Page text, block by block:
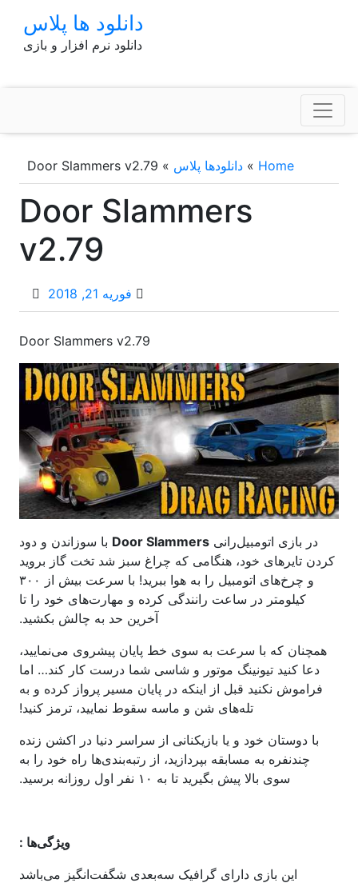
دانلود ها پلاس
دانلود نرم افزار و بازی
Home
»دانلودها پلاس »
Door Slammers v2.79
Door Slammers
v2.79
فوریه 21, 2018
Door Slammers v2.79
در بازی اتومبیل‌رانیDoor Slammers با سوزاندن و دود
کردن تایرهای خود، هنگامی که چراغ سبز شد تخت گاز بروید
و چرخ‌های اتومبیل را به هوا ببرید! با سرعت بیش از ۳۰۰
کیلومتر در ساعت رانندگی کرده و مهارت‌های خود را تا
آخرین حد به چالش بکشید.
همچنان که با سرعت به سوی خط پایان پیشروی می‌نمایید،
دعا کنید تیونینگ موتور و شاسی شما درست کار کند… اما
فراموش نکنید قبل از اینکه در پایان مسیر پرواز کرده و به
تله‌های شن و ماسه سقوط نمایید، ترمز کنید!
با دوستان خود و یا بازیکنانی از سراسر دنیا در اکشن زنده
چندنفره به مسابقه بپردازید، از رتبه‌بندی‌ها راه خود را به
سوی بالا پیش بگیرید تا به ۱۰ نفر اول روزانه برسید.
ویژگی‌ها :
این بازی دارای گرافیک سه‌بعدی شگفت‌انگیز می‌باشد